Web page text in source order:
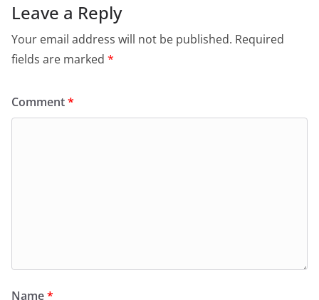
Leave a Reply
Your email address will not be published. Required
fields are marked *
Comment*
Name*